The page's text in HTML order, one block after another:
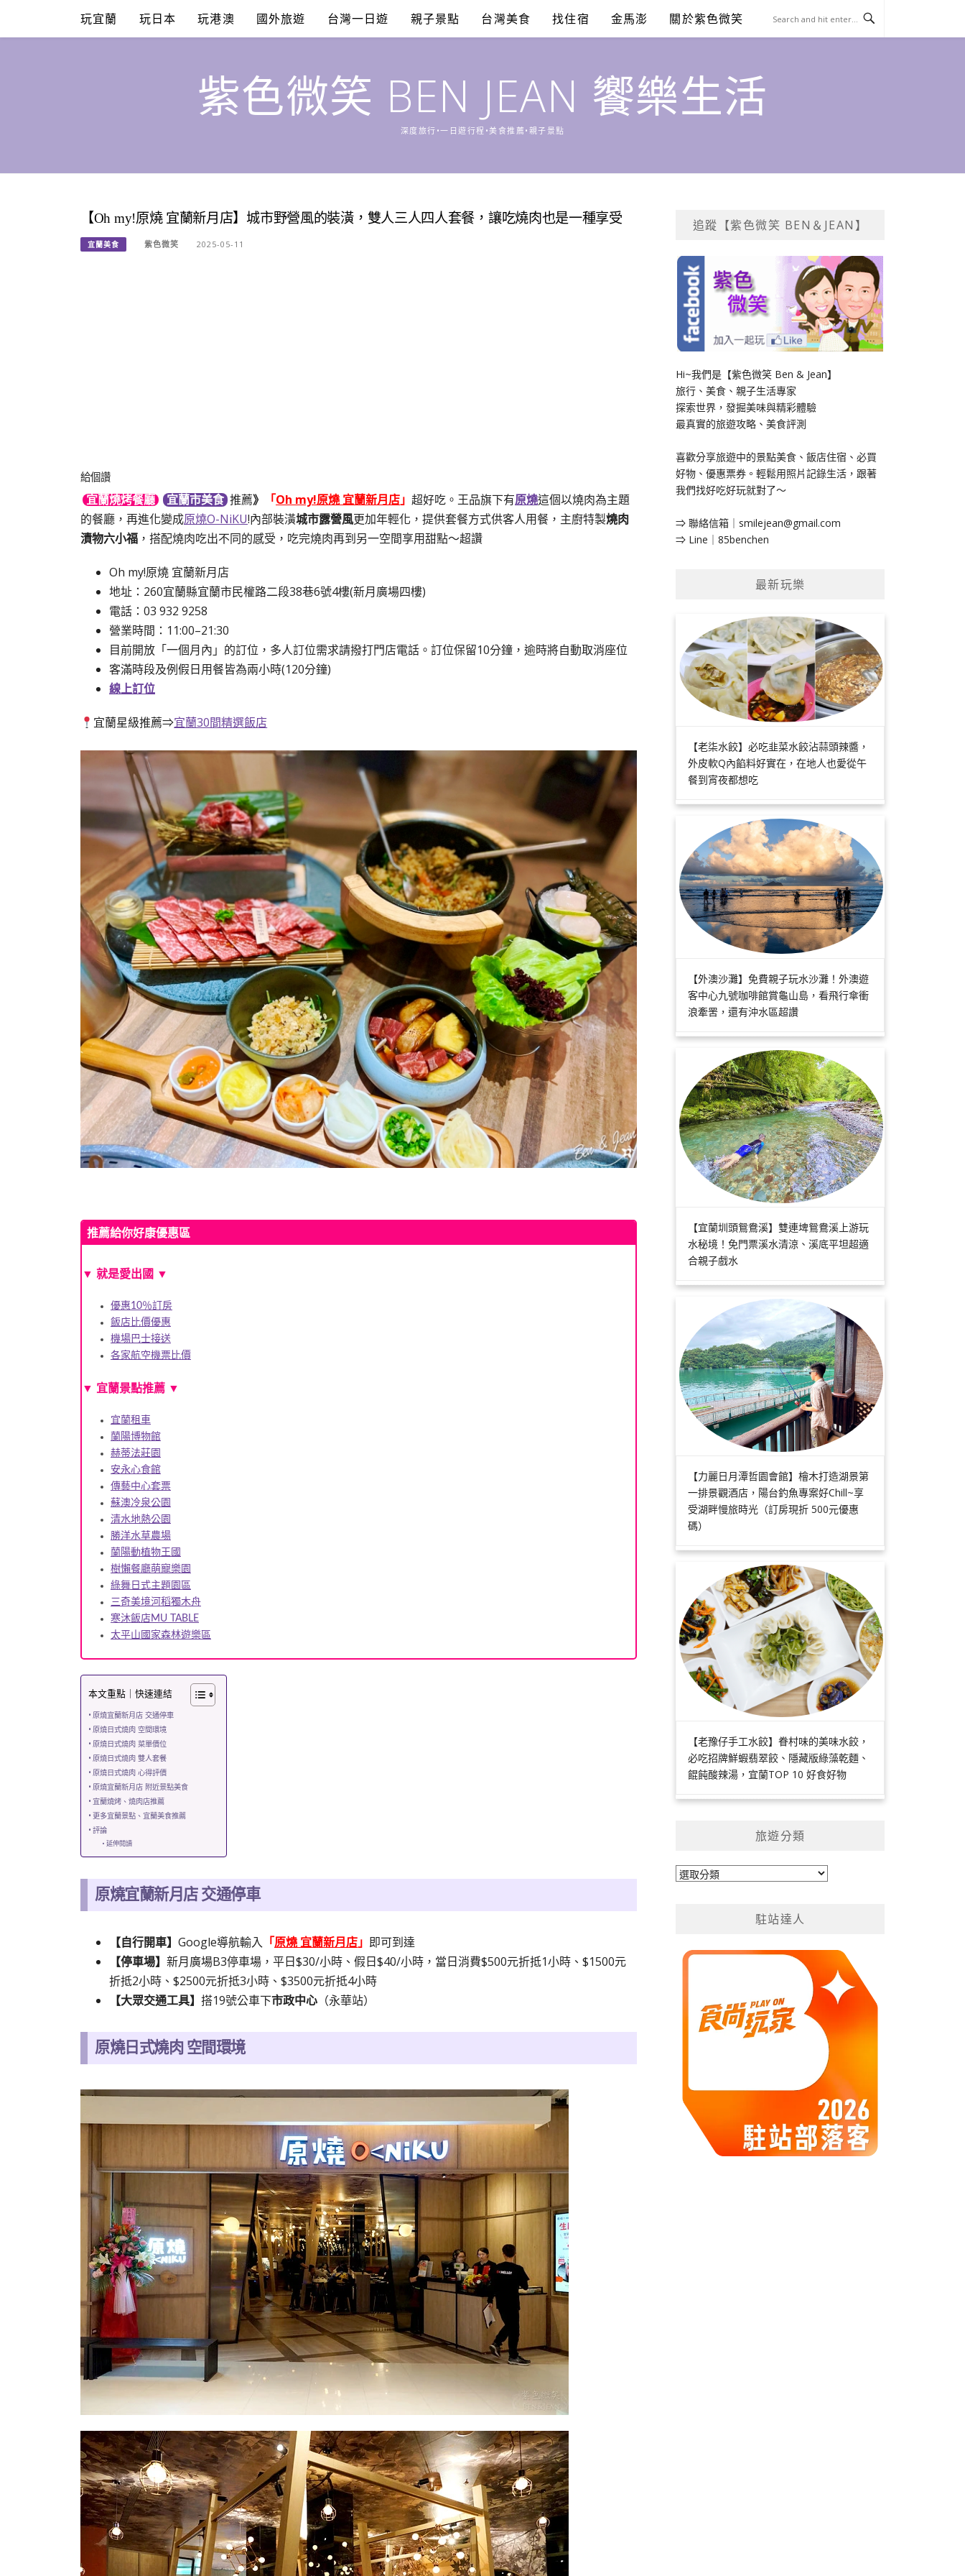
content
玩宜蘭 玩日本 玩港澳 國外旅遊 台灣一日遊 親子景點 台灣美食 找住宿 金馬澎 關於紫色微笑
紫色微笑 BEN JEAN 饗樂生活
深度旅行•一日遊行程•美食推薦•親子景點
【Oh my!原燒 宜蘭新月店】城市野營風的裝潢，雙人三人四人套餐，讓吃燒肉也是一種享受
宜蘭美食 紫色微笑 2025-05-11
給個讚
宜蘭燒烤餐廳 宜蘭市美食 推薦》 「Oh my!原燒 宜蘭新月店」 超好吃。王品旗下有原燒這個以燒肉為主題
的餐廳，再進化變成原燒O-NiKU!內部裝潢城市露營風更加年輕化，提供套餐方式供客人用餐，主廚特製燒肉
漬物六小福 ，搭配燒肉吃出不同的感受， 吃完燒肉再到另一空間享用甜點～超讚
Oh my!原燒 宜蘭新月店
地址：260宜蘭縣宜蘭市民權路二段38巷6號4樓(新月廣場四樓)
電話： 03 932 9258
營業時間：11:00–21:30
目前開放「一個月內」的訂位，多人訂位需求請撥打門店電話。訂位保留10分鐘，逾時將自動取消座位
客滿時段及例假日用餐皆為兩小時(120分鐘)
線上訂位
宜蘭星級推薦⇒宜蘭30間精選飯店
推薦給你好康優惠區
▼ 就是愛出國 ▼
優惠10％訂房
飯店比價優惠
機場巴士接送
各家航空機票比價
▼ 宜蘭景點推薦 ▼
宜蘭租車
蘭陽博物館
赫蒂法莊園
安永心食館
傳藝中心套票
蘇澳冷泉公園
清水地熱公園
勝洋水草農場
蘭陽動植物王國
樹懶餐廳萌寵樂園
綠舞日式主題園區
三奇美境河稻獨木舟
寒沐飯店MU TABLE
太平山國家森林遊樂區
本文重點｜快速連結
原燒宜蘭新月店 交通停車
原燒日式燒肉 空間環境
原燒日式燒肉 菜單價位
原燒日式燒肉 雙人套餐
原燒日式燒肉 心得評價
原燒宜蘭新月店 附近景點美食
宜蘭燒烤、燒肉店推薦
更多宜蘭景點、宜蘭美食推薦
評論
延伸閱讀
原燒宜蘭新月店 交通停車
【自行開車】 Google導航輸入 「原燒 宜蘭新月店」 即可到達
【停車場】 新月廣場B3停車場，平日$30/小時、假日$40/小時，當日消費$500元折抵1小時、$1500元
折抵2小時、$2500元折抵3小時、$3500元折抵4小時
【大眾交通工具】 搭19號公車下市政中心 （永華站）
原燒日式燒肉 空間環境
追蹤【紫色微笑 BEN＆JEAN】
Hi~我們是【紫色微笑 Ben & Jean】
旅行、美食、親子生活專家
探索世界，發掘美味與精彩體驗
最真實的旅遊攻略、美食評測
喜歡分享旅遊中的景點美食、飯店住宿、必買
好物、優惠票券。輕鬆用照片記錄生活，跟著
我們找好吃好玩就對了～
⇒ 聯絡信箱｜ smilejean@gmail.com
⇒ Line｜85benchen
最新玩樂
【老柒水餃】必吃韭菜水餃沾蒜頭辣醬，
外皮軟Q內餡料好實在，在地人也愛從午
餐到宵夜都想吃
【外澳沙灘】免費親子玩水沙灘！外澳遊
客中心九號咖啡館賞龜山島，看飛行傘衝
浪牽罟，還有沖水區超讚
【宜蘭圳頭鴛鴦溪】雙連埤鴛鴦溪上游玩
水秘境！免門票溪水清涼、溪底平坦超適
合親子戲水
【力麗日月潭哲園會館】檜木打造湖景第
一排景觀酒店，陽台釣魚專案好Chill~享
受湖畔慢旅時光（訂房現折 500元優惠
碼）
【老豫仔手工水餃】眷村味的美味水餃，
必吃招牌鮮蝦翡翠餃、隱藏版綠藻乾麵、
餛飩酸辣湯，宜蘭TOP 10 好食好物
旅遊分類
旅
駐站達人